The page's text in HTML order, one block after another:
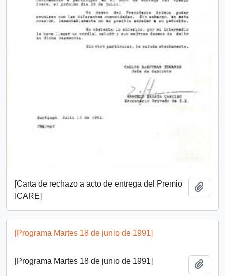
[Carta de rechazo a acto de entrega del Premio
ICARE]
[Programa Martes 18 de junio de 1991]
[Programa Martes 18 de junio de 1991]